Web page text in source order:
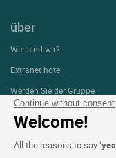
Continue without consent
Welcome!
All the reasons to say ‘yes
über
Wer sind wir?
Extranet hotel
Werden Sie der Gruppe
Geschenkkarten e-cards